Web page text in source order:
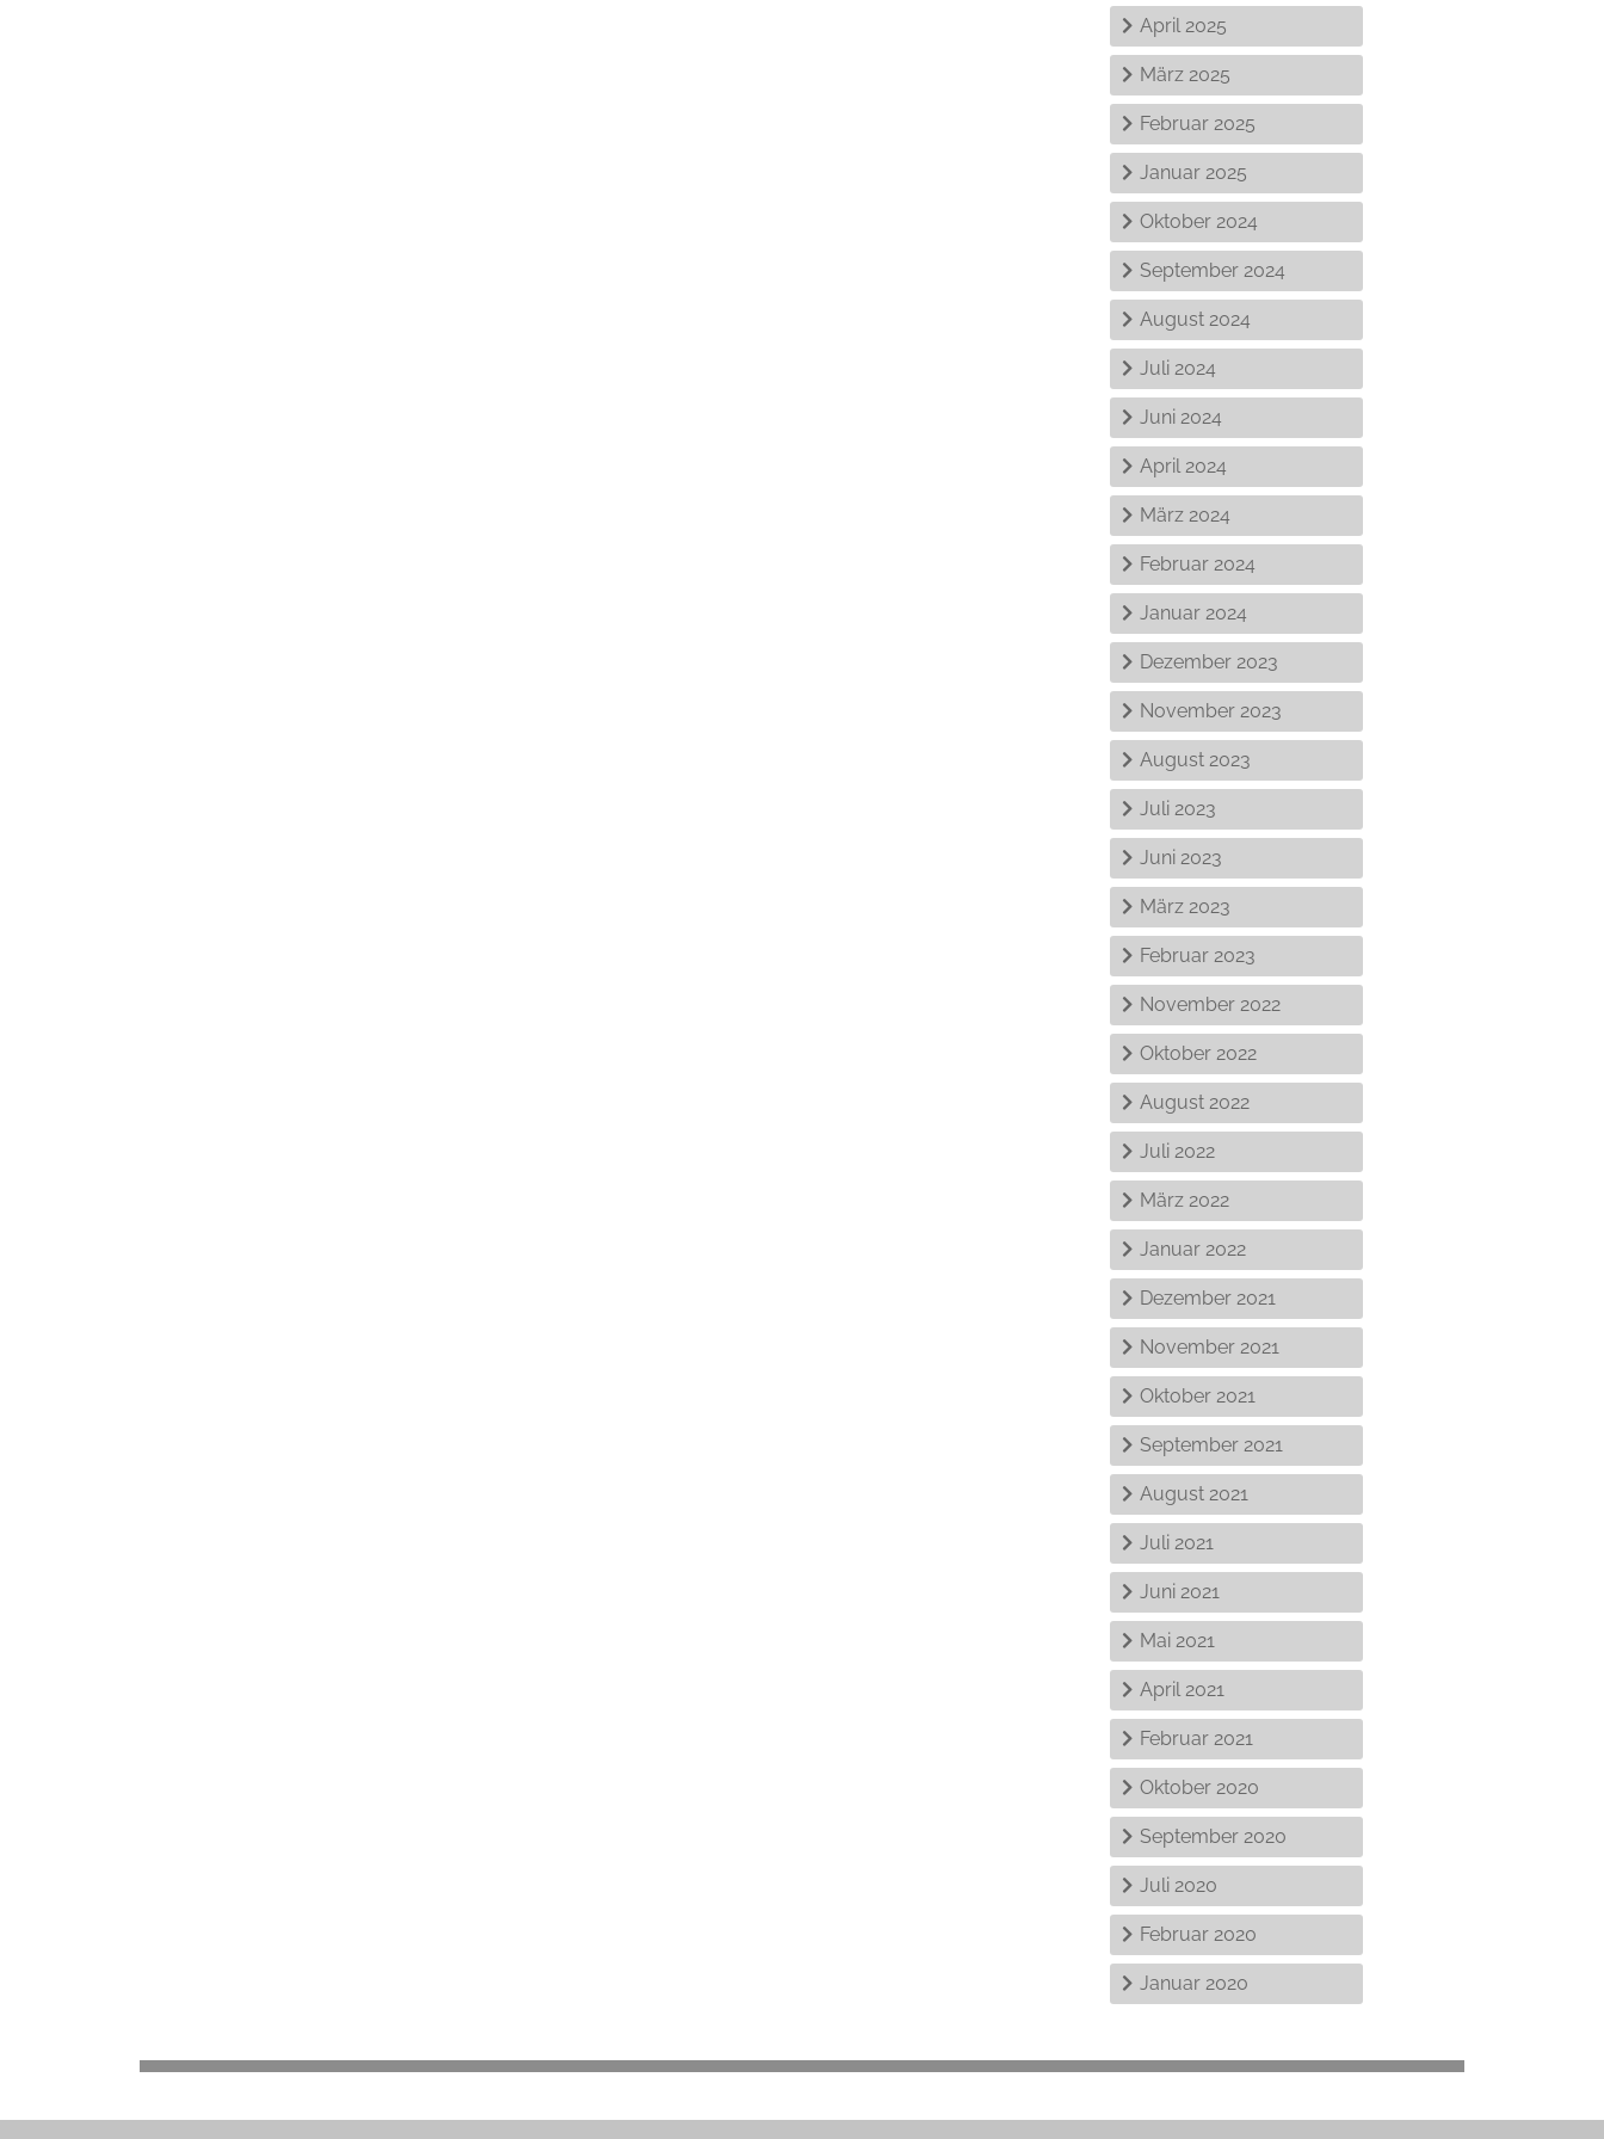
April 2025
März 2025
Februar 2025
Januar 2025
Oktober 2024
September 2024
August 2024
Juli 2024
Juni 2024
April 2024
März 2024
Februar 2024
Januar 2024
Dezember 2023
November 2023
August 2023
Juli 2023
Juni 2023
März 2023
Februar 2023
November 2022
Oktober 2022
August 2022
Juli 2022
März 2022
Januar 2022
Dezember 2021
November 2021
Oktober 2021
September 2021
August 2021
Juli 2021
Juni 2021
Mai 2021
April 2021
Februar 2021
Oktober 2020
September 2020
Juli 2020
Februar 2020
Januar 2020